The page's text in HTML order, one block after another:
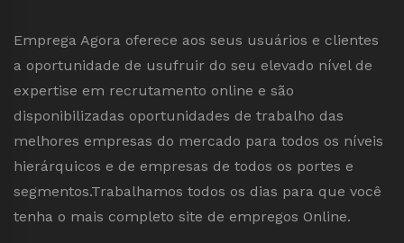
Emprega Agora oferece aos seus usuários e clientes
a oportunidade de usufruir do seu elevado nível de
expertise em recrutamento online e são
disponibilizadas oportunidades de trabalho das
melhores empresas do mercado para todos os níveis
hierárquicos e de empresas de todos os portes e
segmentos.Trabalhamos todos os dias para que você
tenha o mais completo site de empregos Online.